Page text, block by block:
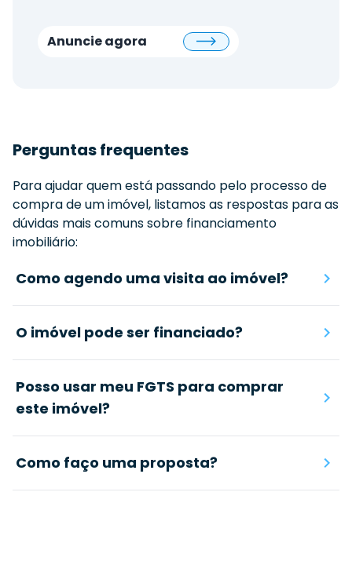
Anuncie agora
Perguntas frequentes
Para ajudar quem está passando pelo processo de
compra de um imóvel, listamos as respostas para as
dúvidas mais comuns sobre financiamento
imobiliário:
Como agendo uma visita ao imóvel?
O imóvel pode ser financiado?
Posso usar meu FGTS para comprar
este imóvel?
Como faço uma proposta?